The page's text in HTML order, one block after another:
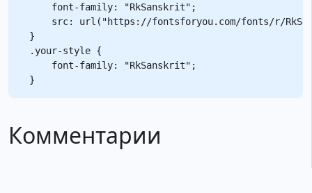
    font-family: "RkSanskrit";
src: url("https://fontsforyou.com/fonts/r/
}
.your-style {
    font-family: "RkSanskrit";
Комментарии